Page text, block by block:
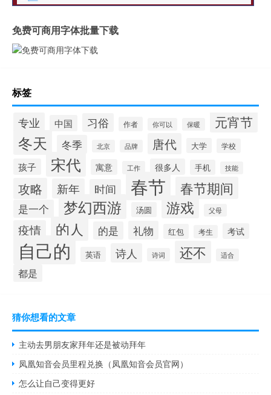
免费可商用字体批量下载
标签
专业 中国 习俗 作者 你可以 保暖 元宵节
冬天 冬季 北京 品牌 唐代 大学 学校
孩子 宋代 寓意 工作 很多人 手机 技能
攻略 新年 时间 春节 春节期间
是一个 梦幻西游 汤圆 游戏 父母
疫情 的人 的是 礼物 红包 考生 考试
自己的 英语 诗人 诗词 还不 适合
都是
猜你想看的文章
主动去男朋友家拜年还是被动拜年
凤凰知音会员里程兑换（凤凰知音会员官网）
怎么让自己变得更好